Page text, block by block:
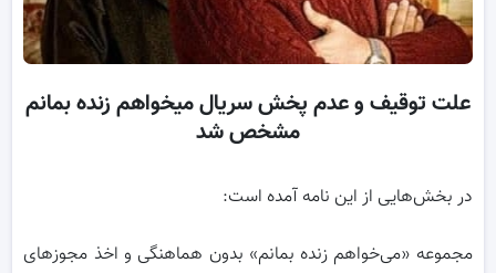
علت توقیف و عدم پخش سریال میخواهم زنده بمانم
مشخص شد
در بخش‌هایی از این نامه آمده است:
مجموعه «می‌خواهم زنده بمانم» بدون هماهنگی و اخذ مجوزهای